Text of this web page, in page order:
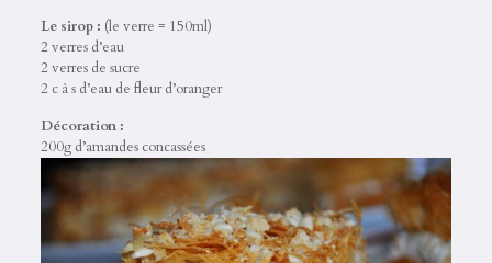
Le sirop : (le verre = 150ml)
2 verres d’eau
2 verres de sucre
2 c à s d’eau de fleur d’oranger
Décoration :
200g d’amandes concassées